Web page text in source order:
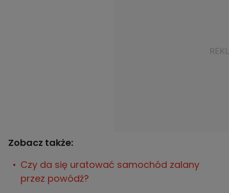
Zobacz także:
Czy da się uratować samochód zalany
przez powódź?